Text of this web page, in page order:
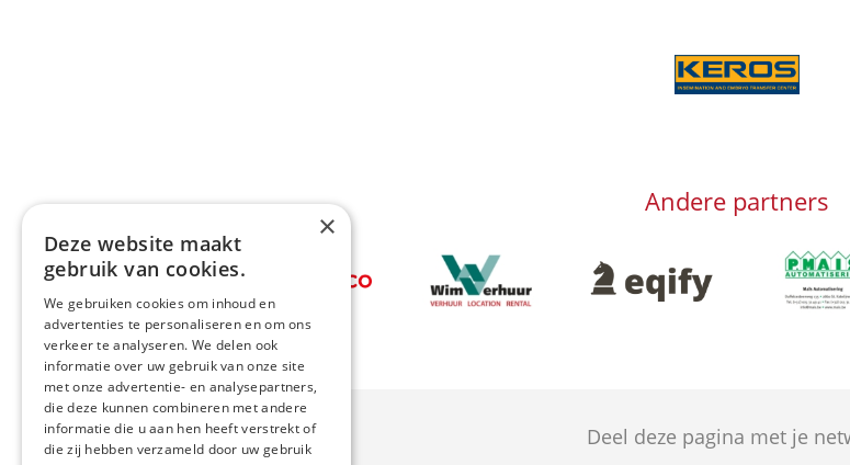
Afbeelding
Andere partners
Afbeelding
Afbeelding Afbeelding Afbeelding
Deel deze pagina met je
×
Deze website maakt
gebruik van cookies.
We gebruiken cookies om inhoud en
advertenties te personaliseren en om ons
verkeer te analyseren. We delen ook
informatie over uw gebruik van onze site
met onze advertentie- en analysepartners,
die deze kunnen combineren met andere
informatie die u aan hen heeft verstrekt of
die zij hebben verzameld door uw gebruik